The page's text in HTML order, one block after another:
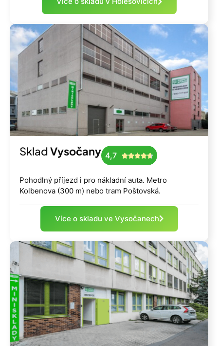
SkladVysočany 4,7 
Pohodlný příjezd i pro nákladní auta. Metro
Kolbenova (300 m) nebo tram Poštovská.
Více o skladu ve Vysočanech